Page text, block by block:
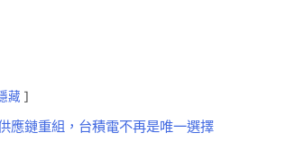
藏
應鏈重組，台積電不再是唯一選擇